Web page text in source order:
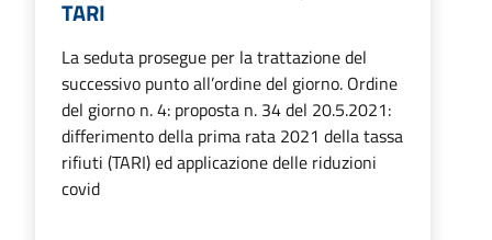
TARI
La seduta prosegue per la trattazione del
successivo punto all’ordine del giorno. Ordine
del giorno n. 4: proposta n. 34 del 20.5.2021:
differimento della prima rata 2021 della tassa
rifiuti (TARI) ed applicazione delle riduzioni
covid